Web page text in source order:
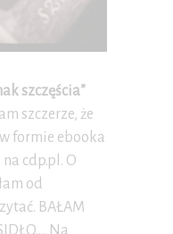
szczęścia”
szczerze, że
formie ebooka
cdp.pl. O
od
BAŁAM
Na